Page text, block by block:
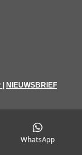
NIEUWSBRIEF
WhatsApp